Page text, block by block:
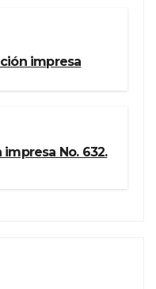
impresa
No. 632.